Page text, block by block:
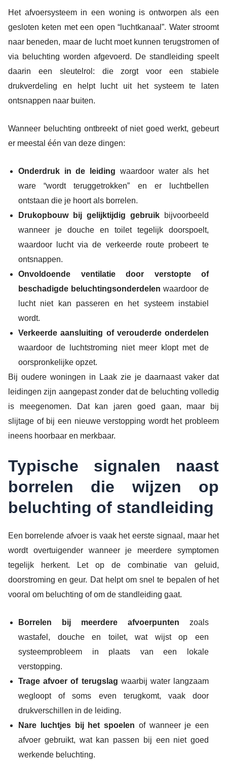
Het afvoersysteem in een woning is ontworpen als een
gesloten keten met een open “luchtkanaal”. Water stroomt
naar beneden, maar de lucht moet kunnen terugstromen of
via beluchting worden afgevoerd. De standleiding speelt
daarin een sleutelrol: die zorgt voor een stabiele
drukverdeling en helpt lucht uit het systeem te laten
ontsnappen naar buiten.
Wanneer beluchting ontbreekt of niet goed werkt, gebeurt
er meestal één van deze dingen:
Onderdruk in de leiding waardoor water als het
ware “wordt teruggetrokken” en er luchtbellen
ontstaan die je hoort als borrelen.
Drukopbouw bij gelijktijdig gebruik bijvoorbeeld
wanneer je douche en toilet tegelijk doorspoelt,
waardoor lucht via de verkeerde route probeert te
ontsnappen.
Onvoldoende ventilatie door verstopte of
beschadigde beluchtingsonderdelen waardoor de
lucht niet kan passeren en het systeem instabiel
wordt.
Verkeerde aansluiting of verouderde onderdelen
waardoor de luchtstroming niet meer klopt met de
oorspronkelijke opzet.
Bij oudere woningen in Laak zie je daarnaast vaker dat
leidingen zijn aangepast zonder dat de beluchting volledig
is meegenomen. Dat kan jaren goed gaan, maar bij
slijtage of bij een nieuwe verstopping wordt het probleem
ineens hoorbaar en merkbaar.
Typische signalen naast
borrelen die wijzen op
beluchting of standleiding
Een borrelende afvoer is vaak het eerste signaal, maar het
wordt overtuigender wanneer je meerdere symptomen
tegelijk herkent. Let op de combinatie van geluid,
doorstroming en geur. Dat helpt om snel te bepalen of het
vooral om beluchting of om de standleiding gaat.
Borrelen bij meerdere afvoerpunten zoals
wastafel, douche en toilet, wat wijst op een
systeemprobleem in plaats van een lokale
verstopping.
Trage afvoer of terugslag waarbij water langzaam
wegloopt of soms even terugkomt, vaak door
drukverschillen in de leiding.
Nare luchtjes bij het spoelen of wanneer je een
afvoer gebruikt, wat kan passen bij een niet goed
werkende beluchting.